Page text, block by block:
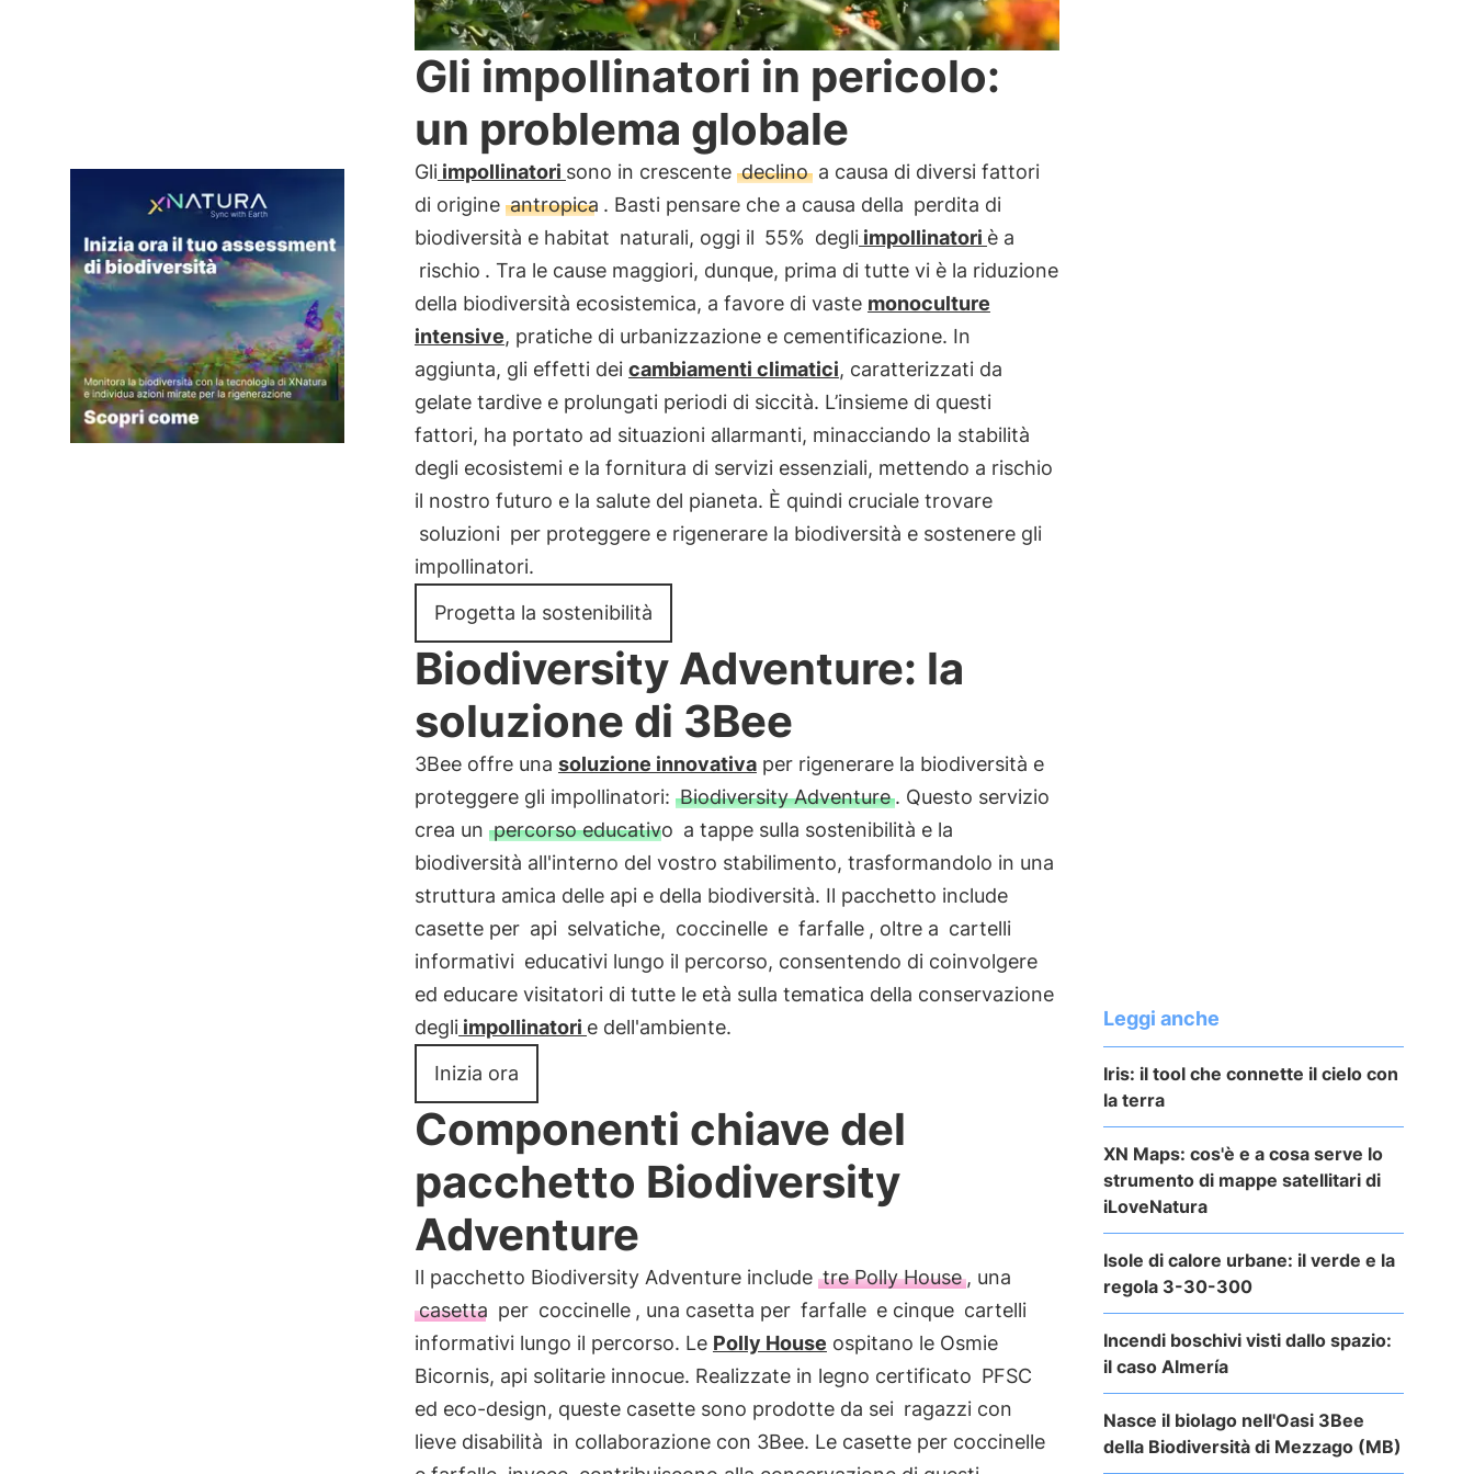
Gli impollinatori in pericolo:
un problema globale
Gliimpollinatori sono in crescente declinoa causa di diversi fattori
di origine antropica . Basti pensare che a causa della perdita di
biodiversità e habitat naturali, oggi il 55% degliimpollinatori è a
rischio . Tra le cause maggiori, dunque, prima di tutte vi è la riduzione
della biodiversità ecosistemica, a favore di vaste monoculture
intensive, pratiche di urbanizzazione e cementificazione. In
aggiunta, gli effetti dei cambiamenti climatici, caratterizzati da
gelate tardive e prolungati periodi di siccità. L’insieme di questi
fattori, ha portato ad situazioni allarmanti, minacciando la stabilità
degli ecosistemi e la fornitura di servizi essenziali, mettendo a rischio
il nostro futuro e la salute del pianeta. È quindi cruciale trovare
soluzioni per proteggere e rigenerare la biodiversità e sostenere gli
impollinatori.
Progetta la sostenibilità
Biodiversity Adventure: la
soluzione di 3Bee
3Bee offre una soluzione innovativaper rigenerare la biodiversità e
proteggere gli impollinatori: Biodiversity Adventure. Questo servizio
crea un percorso educativo a tappe sulla sostenibilità e la
biodiversità all'interno del vostro stabilimento, trasformandolo in una
struttura amica delle api e della biodiversità. Il pacchetto include
casette per api selvatiche, coccinelle e farfalle , oltre a cartelli
informativi educativi lungo il percorso, consentendo di coinvolgere
ed educare visitatori di tutte le età sulla tematica della conservazione
degliimpollinatori e dell'ambiente.
Inizia ora
Componenti chiave del
pacchetto Biodiversity
Adventure
Il pacchetto Biodiversity Adventure include tre Polly House, una
casetta per coccinelle , una casetta per farfalle e cinque cartelli
informativi lungo il percorso. Le Polly House ospitano le Osmie
Bicornis, api solitarie innocue. Realizzate in legno certificato PFSC
ed eco-design, queste casette sono prodotte da sei ragazzi con
lieve disabilità in collaborazione con 3Bee. Le casette per coccinelle
Leggi anche
Iris: il tool che connette il cielo con
la terra
XN Maps: cos'è e a cosa serve lo
strumento di mappe satellitari di
iLoveNatura
Isole di calore urbane: il verde e la
regola 3-30-300
Incendi boschivi visti dallo spazio:
il caso Almería
Nasce il biolago nell'Oasi 3Bee
della Biodiversità di Mezzago (MB)